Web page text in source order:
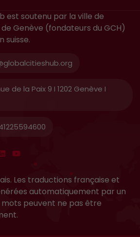
est soutenu par la ville de
Genève (fondateurs du GCH)
suisse.
de la Paix 9 I 1202 Genève I
Les traductions française et
automatiquement par un
peuvent ne pas être